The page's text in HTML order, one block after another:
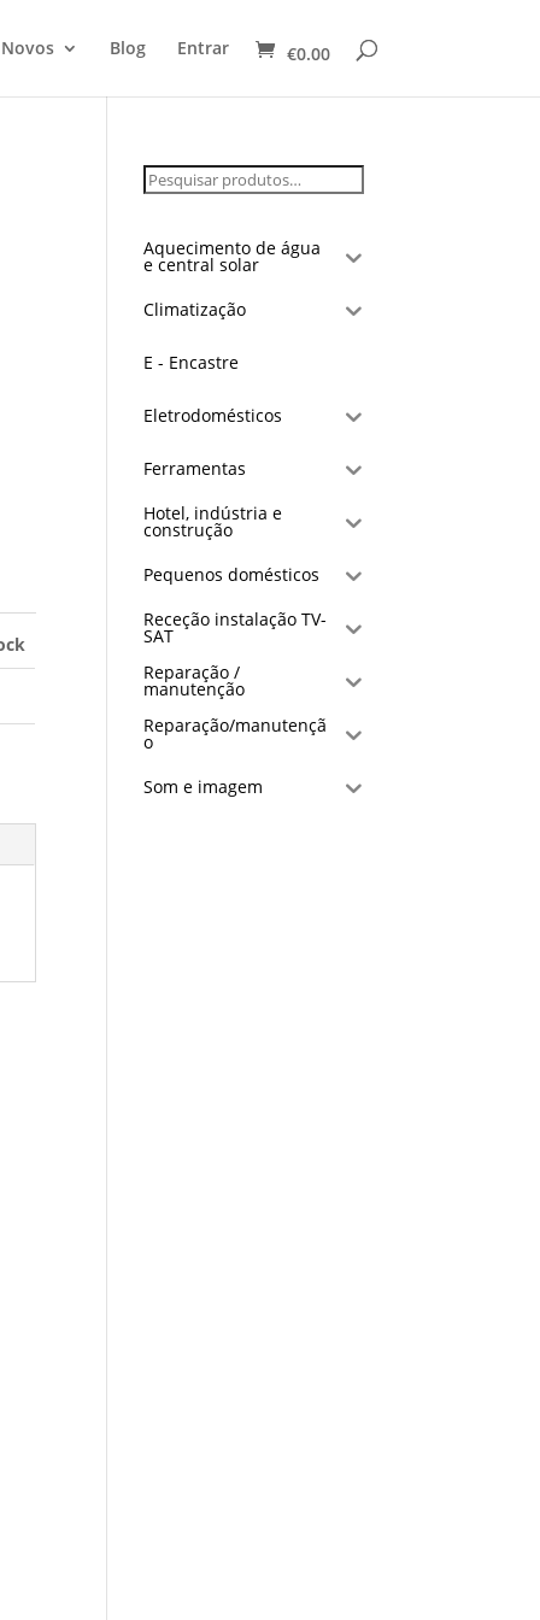
Blog Entrar €0.00
Aquecimento de água
e central solar
Climatização
E - Encastre
Eletrodomésticos
Ferramentas
Hotel, indústria e
construção
Pequenos domésticos
Receção instalação TV-
SAT
Reparação /
manutenção
Reparação/manutençã
o
Som e imagem